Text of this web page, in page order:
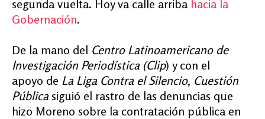
segunda vuelta. Hoy va calle arriba hacia la
Gobernación.
De la mano del Centro Latinoamericano de
Investigación Periodística (Clip) y con el
apoyo de La Liga Contra el Silencio, Cuestión
Pública siguió el rastro de las denuncias que
hizo Moreno sobre la contratación pública en